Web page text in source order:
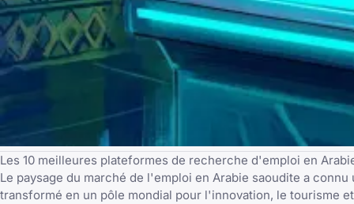
Les 10 meilleures plateformes de recherche d'emploi en
Le paysage du marché de l'emploi en Arabie saoudite a
transformé en un pôle mondial pour l'innovation, le tourisme